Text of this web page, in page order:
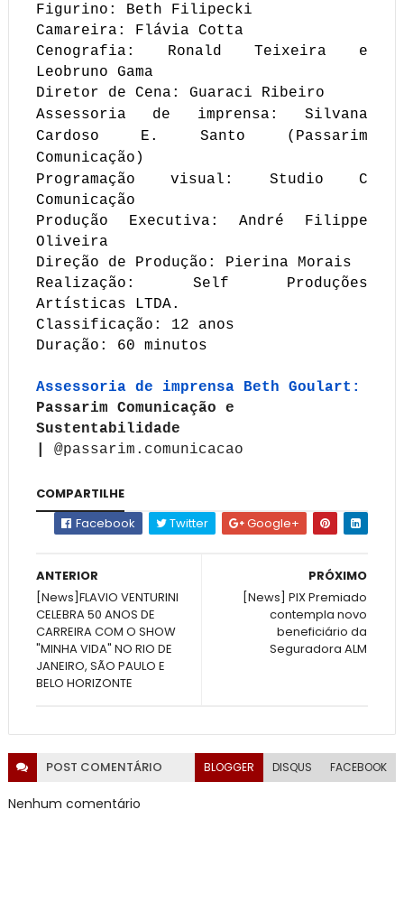
Figurino: Beth Filipecki
Camareira: Flávia Cotta
Cenografia: Ronald Teixeira e
Leobruno Gama
Diretor de Cena: Guaraci Ribeiro
Assessoria de imprensa: Silvana
Cardoso E. Santo (Passarim
Comunicação)
Programação visual: Studio C
Comunicação
Produção Executiva: André Filippe
Oliveira
Direção de Produção: Pierina Morais
Realização: Self Produções
Artísticas LTDA.
Classificação: 12 anos
Duração: 60 minutos
Assessoria de imprensa Beth Goulart:
Passarim Comunicação e
Sustentabilidade
@passarim.comunicacao
COMPARTILHE
Facebook
Twitter Google+
PRÓXIMO
[News] PIX Premiado
contempla novo
beneficiário da
Seguradora ALM
ANTERIOR
[News]FLAVIO VENTURINI
CELEBRA 50 ANOS DE
CARREIRA COM O SHOW
"MINHA VIDA" NO RIO DE
JANEIRO, SÃO PAULO E
BELO HORIZONTE
POST COMENTÁRIO BLOGGER DISQUS FACEBOOK
Nenhum comentário